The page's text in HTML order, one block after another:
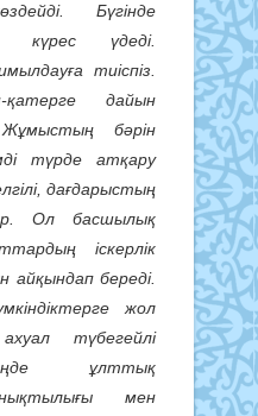
Бүгінде
күрес үдеді.
тиіспіз.
дайын
бәрін
түрде атқару
дағдарыстың
Ол басшылық
іскерлік
айқындап береді.
жол
түбегейлі
ұлттық
мен